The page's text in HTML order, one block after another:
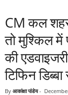
CM कल
तो मुश्किल
की
टिफिन
By आकांक्षा पांडेय-